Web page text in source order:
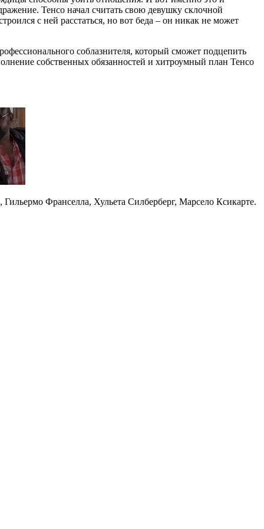
Тенсо начал считать свою девушку склочной
с ней расстаться, но вот беда – он никак не может
соблазнителя, который сможет подцепить
собственных обязанностей и хитроумный план Тенсо
Франселла, Хульета Силберберг, Марсело Ксикарте.